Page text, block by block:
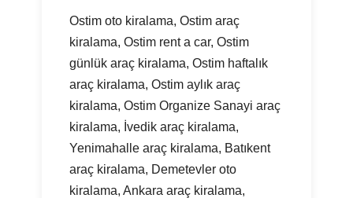
Ostim oto kiralama, Ostim araç
kiralama, Ostim rent a car, Ostim
günlük araç kiralama, Ostim haftalık
araç kiralama, Ostim aylık araç
kiralama, Ostim Organize Sanayi araç
kiralama, İvedik araç kiralama,
Yenimahalle araç kiralama, Batıkent
araç kiralama, Demetevler oto
kiralama, Ankara araç kiralama,